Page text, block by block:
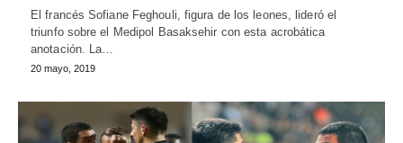
El francés Sofiane Feghouli, figura de los leones, lideró el
triunfo sobre el Medipol Basaksehir con esta acrobática
anotación. La…
20 mayo, 2019